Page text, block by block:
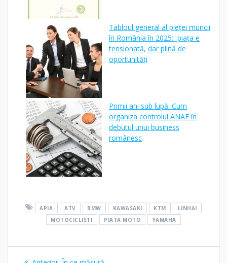
Tabloul general al pieței muncii
în România în 2025: piața e
tensionată, dar plină de
oportunități
Primii ani sub lupă: Cum
organiza controlul ANAF în
debutul unui business
românesc
APIA ATV BMW KAWASAKI KTM
LINHAI
MOTOCICLISTI
PIATA MOTO YAMAHA
Navigare